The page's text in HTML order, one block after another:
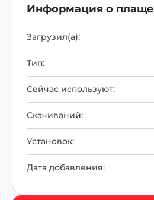
Информация о плаще
Загрузил(а):
Тип:
Сейчас используют:
Скачиваний:
Установок:
Дата добавления: